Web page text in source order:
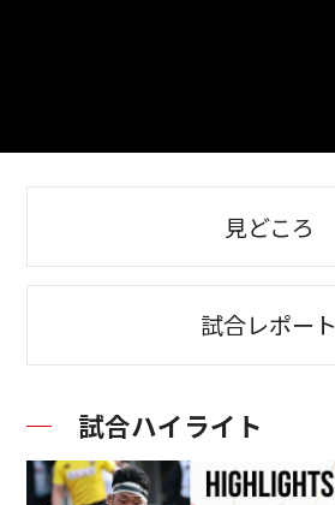
見どころ
試合レポート
試合ハイライト